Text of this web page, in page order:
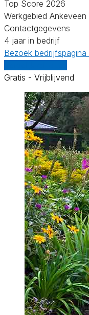
Top Score 2026
Werkgebied Ankeveen
Contactgegevens
4 jaar in bedrijf
Bezoek bedrijfspagina
Gratis - Vrijblijvend